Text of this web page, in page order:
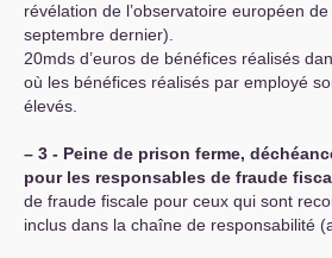
révélation de l’observatoire européen
septembre dernier).
20mds d’euros de bénéfices réalisés
où les bénéfices réalisés par employé
élevés.
– 3 - Peine de prison ferme,
pour les responsables de fraude
de fraude fiscale pour ceux qui sont
inclus dans la chaîne de responsabilité